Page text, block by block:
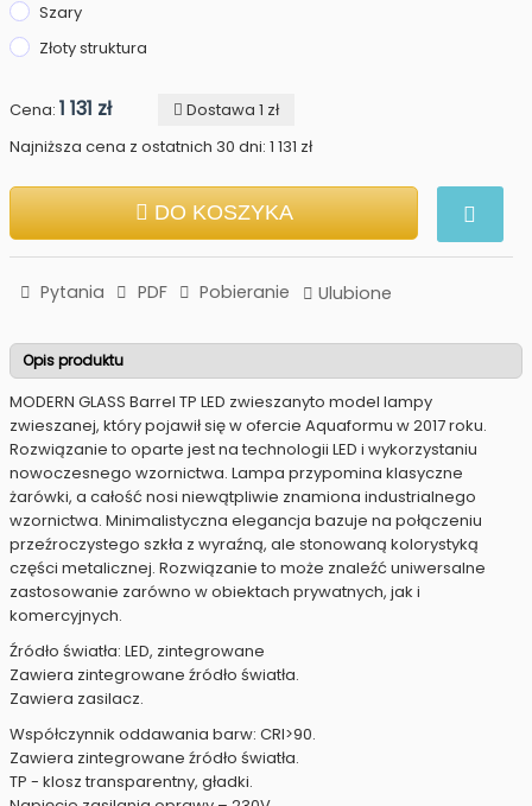
Szary
Złoty struktura
Cena: 1 131 zł
Dostawa 1 zł
Najniższa cena z ostatnich 30 dni: 1 131 zł
DO KOSZYKA
Pytania PDF Pobieranie Ulubione
Opis produktu
MODERN GLASS Barrel TP LED zwieszanyto model lampy
zwieszanej, który pojawił się w ofercie Aquaformu w 2017 roku.
Rozwiązanie to oparte jest na technologii LED i wykorzystaniu
nowoczesnego wzornictwa. Lampa przypomina klasyczne
żarówki, a całość nosi niewątpliwie znamiona industrialnego
wzornictwa. Minimalistyczna elegancja bazuje na połączeniu
przeźroczystego szkła z wyraźną, ale stonowaną kolorystyką
części metalicznej. Rozwiązanie to może znaleźć uniwersalne
zastosowanie zarówno w obiektach prywatnych, jak i
komercyjnych.
Źródło światła: LED, zintegrowane
Zawiera zintegrowane źródło światła.
Zawiera zasilacz.
Współczynnik oddawania barw: CRI>90.
Zawiera zintegrowane źródło światła.
TP - klosz transparentny, gładki.